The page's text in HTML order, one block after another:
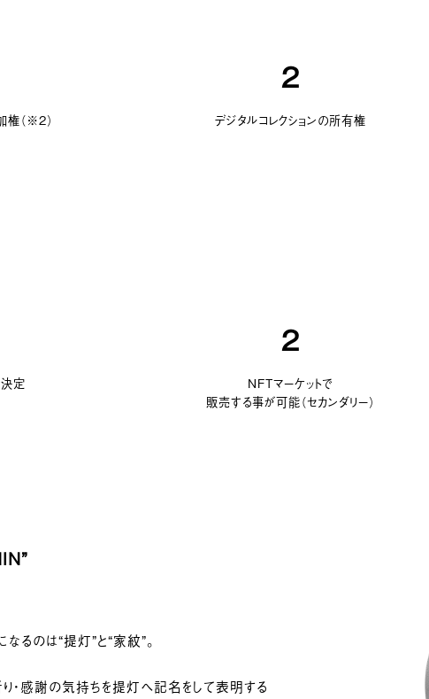
権（※2）
2
デジタルコレクションの所有権
定
2
NFTマーケットで
販売する事が可能（セカンダリー）
なるのは“提灯”と“家紋”。
・感謝の気持ちを提灯へ記名をして表明する